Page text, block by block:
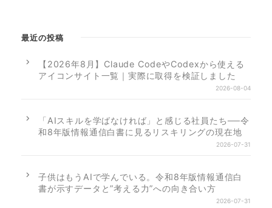
最近の投稿
【2026年8月】Claude CodeやCodexから使える
アイコンサイト一覧｜実際に取得を検証しました
2026-08-04
「AIスキルを学ばなければ」と感じる社員たち──令
和8年版情報通信白書に見るリスキリングの現在地
2026-07-31
子供はもうAIで学んでいる。令和8年版情報通信白
書が示すデータと”考える力”への向き合い方
2026-07-31